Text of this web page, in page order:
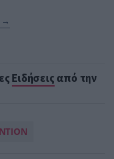
→
Ειδήσεις από την